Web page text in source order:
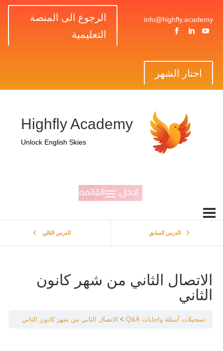
info@highfly.academy
  
الرجوع الى المنصة
التعليمية
اختار الشهر
Highfly Academy
Unlock English Skies
الدرس السابق الدرس التالي
الاتصال الثاني من شهر كانون
الثاني
تسجيلات أسئلة واجابات Q&A الاتصال الثاني من شهر كانون الثاني